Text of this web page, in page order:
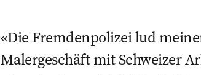
Die Fremdenpolizei lud
Malergeschäft mit Schweizer